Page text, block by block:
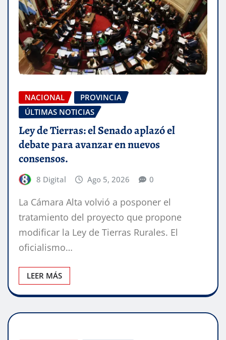
NACIONAL
PROVINCIA
ÚLTIMAS NOTICIAS
Ley de Tierras: el Senado aplazó el
debate para avanzar en nuevos
consensos.
8 Digital Ago 5, 2026 0
La Cámara Alta volvió a posponer el
tratamiento del proyecto que propone
modificar la Ley de Tierras Rurales. El
oficialismo…
LEER MÁS